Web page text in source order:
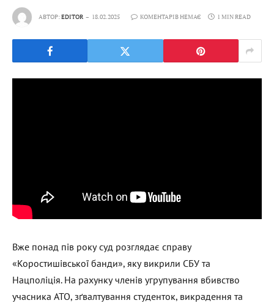
АВТОР:EDITOR 18.02.2025 КОМЕНТАРІВ НЕМАЄ 1 MIN READ
Вже понад пів року суд розглядає справу
«Коростишівської банди», яку викрили СБУ та
Нацполіція. На рахунку членів угрупування вбивство
учасника АТО, зґвалтування студенток, викрадення та